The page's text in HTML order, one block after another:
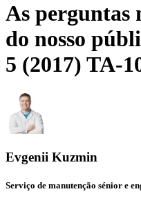
As perguntas
do nosso
5 (2017) TA-
Evgenii Kuzmin
Serviço de manutenção sénior e